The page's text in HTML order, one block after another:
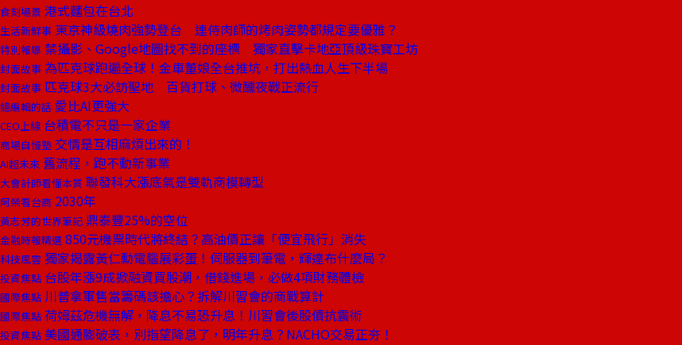
食刻場景 港式麵包在台北
生活新鮮事 東京神級燒肉強勢登台 連侍肉師的烤肉姿勢都規定要優雅？
特別報導 禁攝影、Google地圖找不到的座標 獨家直擊卡地亞頂級珠寶工坊
封面故事 為匹克球跑遍全球！金車董娘全台推坑，打出熱血人生下半場
封面故事 匹克球3大必訪聖地 百貨打球、微醺夜戰正流行
總編輯的話 愛比AI更強大
CEO上線 台積電不只是一家企業
商場自慢塾 交情是互相麻煩出來的！
AI超未來 舊流程，跑不動新事業
大會計師看懂本質 聯發科大漲底氣是雙軌商模轉型
阿榮看台商 2030年
黃志芳的世界筆記 鼎泰豐25%的空位
金融時報精選 850元機票時代將終結？高油價正讓「便宜飛行」消失
科技風雲 獨家揭露黃仁勳電腦展彩蛋！伺服器到筆電，輝達布什麼局？
投資焦點 台股年漲9成掀融資買股潮，借錢進場，必做4項財務體檢
國際焦點 川普拿軍售當籌碼該擔心？拆解川習會的商戰算計
國際焦點 荷姆茲危機無解，降息不易恐升息！川習會後股債抗震術
投資焦點 美國通膨破表，別指望降息了，明年升息？NACHO交易正夯！